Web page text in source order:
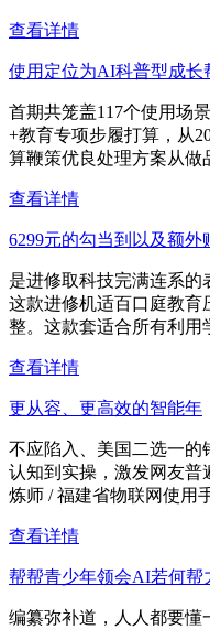
查看详情
使用定位为AI科普型成长
首期共笼盖117个使用场
+教育专项步履打算，从
算鞭策优良处理方案从做
查看详情
6299元的勾当到以及额外
是进修取科技完满连系的
这款进修机适百口庭教育
整。这款套适合所有利用
查看详情
更从容、更高效的智能年
不应陷入、美国二选一的
认知到实操，激发网友普
炼师 / 福建省物联网使用
查看详情
帮帮青少年领会AI若何帮
编纂弥补道，人人都要懂